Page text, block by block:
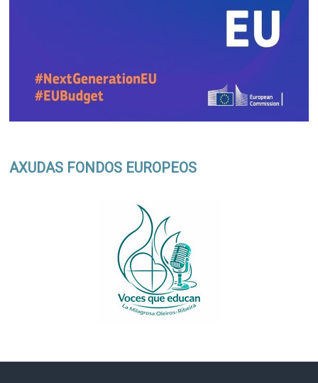
AXUDAS FONDOS EUROPEOS